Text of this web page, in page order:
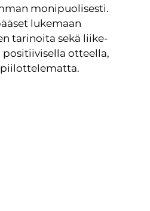
monipuolisesti.
lukemaan
tarinoita sekä liike-
otteella,